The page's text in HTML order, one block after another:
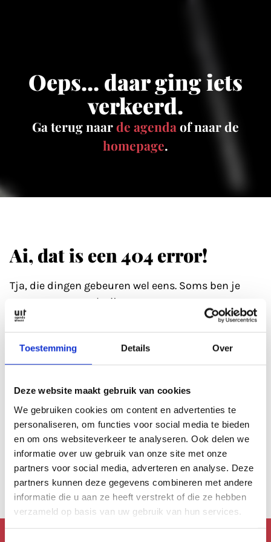
Toestemming Details Over
Deze website maakt gebruik van cookies
We gebruiken cookies om content en advertenties te
personaliseren, om functies voor social media te bieden
en om ons websiteverkeer te analyseren. Ook delen we
informatie over uw gebruik van onze site met onze
partners voor social media, adverteren en analyse. Deze
partners kunnen deze gegevens combineren met andere
informatie die u aan ze heeft verstrekt of die ze hebben
verzameld op basis van uw gebruik van hun services.
Oeps... daar ging iets
verkeerd.
Ga terug naarde agenda of naar de
homepage.
Ai, dat is een 404 error!
Tja, die dingen gebeuren wel eens. Soms ben je
gewoon even wat kwijt.
even een 'hickup'.
Anders kan je altijd even de zoekfunctie proberen?
Ofbekijk de agenda , die is altijd wel goed gevuld.
Of lees een artikel uitons archief.
Anders kan je altijd terug naar dehomepage.